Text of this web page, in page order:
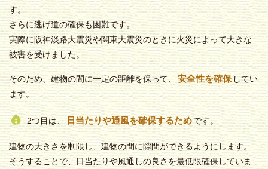
す。
さらに逃げ道の確保も困難です。
実際に阪神淡路大震災や関東大震災のときに火災によって大きな
被害を受けました。
そのため、建物の間に一定の距離を保って、安全性を確保してい
ます。
2つ目は、日当たりや通風を確保するためです。
建物の大きさを制限し、建物の間に隙間ができるようにします。
そうすることで、日当たりや風通しの良さを最低限確保していま